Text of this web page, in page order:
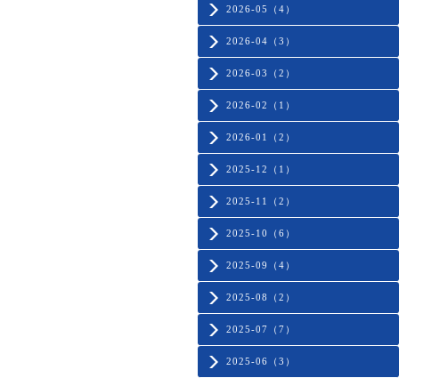
2026-05（4）
2026-04（3）
2026-03（2）
2026-02（1）
2026-01（2）
2025-12（1）
2025-11（2）
2025-10（6）
2025-09（4）
2025-08（2）
2025-07（7）
2025-06（3）